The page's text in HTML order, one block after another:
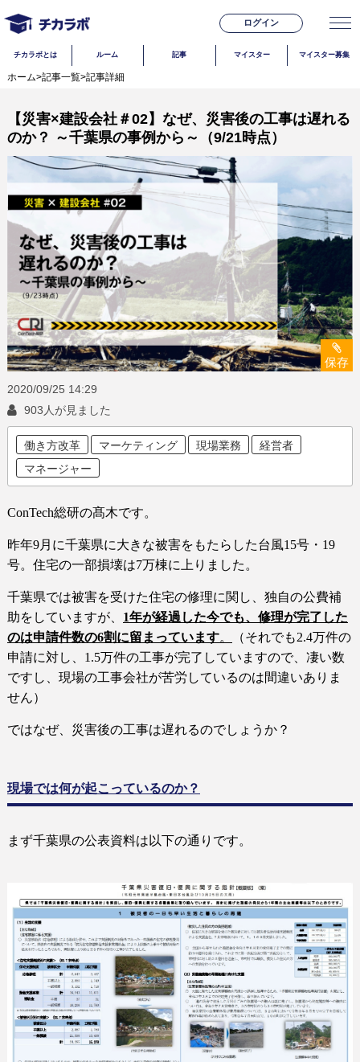
ログイン
チカラボとは ルーム 記事 マイスター マイスター募集
ホーム>記事一覧>記事詳細
【災害×建設会社＃02】なぜ、災害後の工事は遅れる
のか？ ～千葉県の事例から～（9/21時点）
保存
2020/09/25 14:29
903人が見ました
働き方改革 マーケティング 現場業務
経営者
マネージャー
ConTech総研の髙木です。
昨年9月に千葉県に大きな被害をもたらした台風15号・ 19
号。住宅の一部損壊は7万棟に上りました。
千葉県では被害を受けた住宅の修理に関し、独自の公費補
助をしていますが、 1年が経過した今でも、修理が完了した
のは申請件数の6割に留まっています。 （それでも2.4万件の
申請に対し、 1.5万件の工事が完了していますので、凄い数
ですし、現場の工事会社が苦労しているのは間違いありま
せん）
ではなぜ、災害後の工事は遅れるのでしょうか？
現場では何が起こっているのか？
まず千葉県の公表資料は以下の通りです。